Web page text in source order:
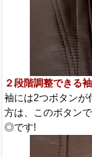
２段階調整できる
袖には2つボタンが
方は、このボタン
◎です!